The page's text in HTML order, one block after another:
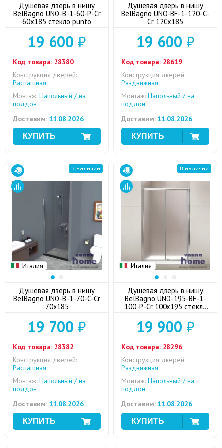
Душевая дверь в нишу
BelBagno UNO-B-1-60-P-Cr
60x185 стекло punto
19 600 ₽
Код товара: 28380
Конструкция дверей:
Распашная
Монтаж: Напольный / на
поддон
Доставим: 11.08.2026
Душевая дверь в нишу
BelBagno UNO-BF-1-120-C-
Cr 120x185
19 600 ₽
Код товара: 28619
Конструкция дверей:
Раздвижная
Монтаж: Напольный / на
поддон
Доставим: 11.08.2026
Италия
В наличии
Душевая дверь в нишу
BelBagno UNO-B-1-70-C-Cr
70x185
19 700 ₽
Код товара: 28382
Конструкция дверей:
Распашная
Монтаж: Напольный / на
поддон
Доставим: 11.08.2026
Италия
В наличии
Душевая дверь в нишу
BelBagno UNO-195-BF-1-
100-P-Cr 100x195 стекло
19 900 ₽
Код товара: 28296
Конструкция дверей:
Раздвижная
Монтаж: Напольный / на
поддон
Доставим: 11.08.2026